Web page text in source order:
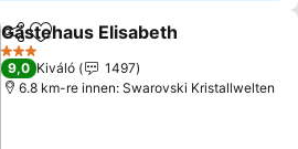
Megosztás
Hozzáadás a kedvencekhez
Gästehaus Elisabeth
3 Kategória
9,0 Kiváló
1497
6.8 km-re innen: Swarovski Kristallwelten